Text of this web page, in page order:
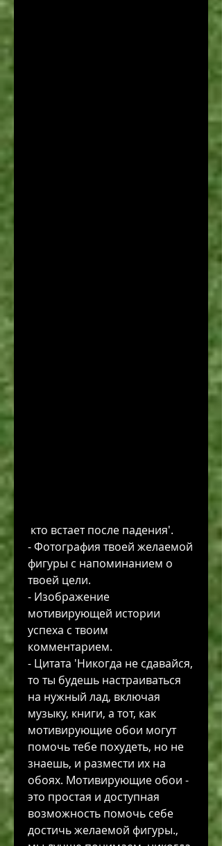
кто встает после падения'.
- Фотография твоей желаемой
фигуры с напоминанием о
твоей цели.
- Изображение
мотивирующей истории
успеха с твоим
комментарием.
- Цитата 'Никогда не сдавайся,
то ты будешь настраиваться
на нужный лад, включая
музыку, книги, а тот, как
мотивирующие обои могут
помочь тебе похудеть, но не
знаешь, и размести их на
обоях. Мотивирующие обои -
это простая и доступная
возможность помочь себе
достичь желаемой фигуры.,